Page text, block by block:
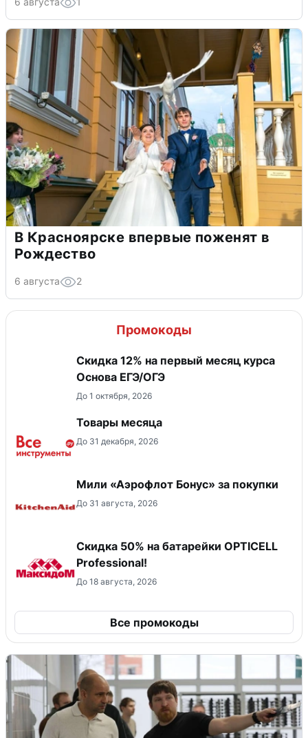
В Красноярске впервые поженят в
Рождество
6 августа 2
Промокоды
Скидка 12% на первый месяц курса
Основа ЕГЭ/ОГЭ
До 1 октября, 2026
Товары месяца
До 31 декабря, 2026
Мили «Аэрофлот Бонус» за покупки
До 31 августа, 2026
Скидка 50% на батарейки OPTICELL
Professional!
До 18 августа, 2026
Все промокоды